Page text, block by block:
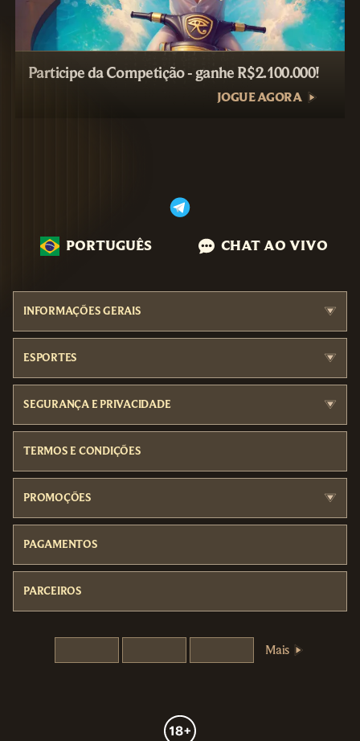
Participe da Competição - ganhe R$2.100.000!
JOGUE AGORA
PORTUGUÊS CHAT AO VIVO
INFORMAÇÕES GERAIS
ESPORTES
SEGURANÇA E PRIVACIDADE
TERMOS E CONDIÇÕES
PROMOÇÕES
PAGAMENTOS
PARCEIROS
Mais